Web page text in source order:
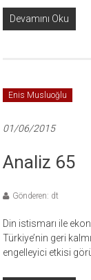
Devamını Oku
Enis Musluoğlu
01/06/2015
Analiz 65
Gönderen: dt
Din istismarı ile
Türkiye’nin geri
engelleyici etkisi